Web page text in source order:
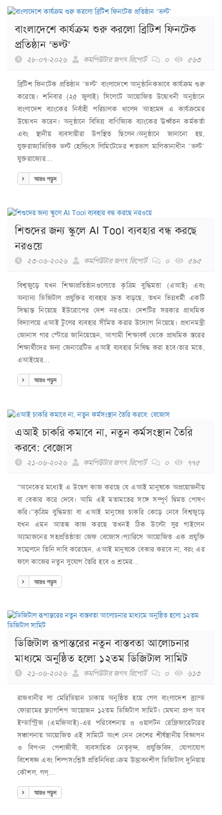
বাংলাদেশে কার্যক্রম শুরু করলো ব্রিটিশ ফিনটেক
প্রতিষ্ঠান ‘ভল্ট’
২৮-০৭-২০২৬ কমপিউটার জগৎ রিপোর্ট ০ ৫৬৩
ব্রিটিশ ফিনটেক প্রতিষ্ঠান ‘ভল্ট’ বাংলাদেশে আনুষ্ঠানিকভাবে কার্যক্রম শুরু
করেছে। শনিবার (২৫ জুলাই) সিলেটে আয়োজিত উদ্বোধনী অনুষ্ঠানে
বাংলাদেশ ব্যাংকের নির্বাহী পরিচালক খালেদ আহমেদ এ কার্যক্রমের
উদ্বোধন করেন। অনুষ্ঠানে বিভিন্ন বাণিজ্যিক ব্যাংকের ঊর্ধ্বতন কর্মকর্তা
এবং স্থানীয় ব্যবসায়ীরা উপস্থিত ছিলেন।অনুষ্ঠানে জানানো হয়,
যুক্তরাজ্যভিত্তিক ভল্ট হোল্ডিংস লিমিটেডের শতভাগ মালিকানাধীন ‘ভল্ট’
যুক্তরাজ্যের...
আরও পড়ুন
শিশুদের জন্য স্কুলে AI Tool ব্যবহার বন্ধ করছে
নরওয়ে
২৩-০৬-২০২৬ কমপিউটার জগৎ রিপোর্ট ০ ৫৯৫
বিশ্বজুড়ে যখন শিক্ষাপ্রতিষ্ঠানগুলোতে কৃত্রিম বুদ্ধিমত্তা (এআই) এবং
অন্যান্য ডিজিটাল প্রযুক্তির ব্যবহার দ্রুত বাড়ছে, তখন ভিন্নধর্মী একটি
সিদ্ধান্ত নিয়েছে ইউরোপের দেশ নরওয়ে। দেশটির সরকার প্রাথমিক
বিদ্যালয়ে এআই টুলের ব্যবহার সীমিত করার উদ্যোগ নিয়েছে। প্রধানমন্ত্রী
জোনাস গার স্টোরে জানিয়েছেন, আগামী শিক্ষাবর্ষ থেকে প্রাথমিক স্তরের
শিক্ষার্থীদের জন্য জেনারেটিভ এআই ব্যবহার নিষিদ্ধ করা হবে।তার মতে,
এআইয়ের...
আরও পড়ুন
এআই চাকরি কমাবে না, নতুন কর্মসংস্থান তৈরি
করবে: বেজোস
২১-০৬-২০২৬ কমপিউটার জগৎ রিপোর্ট ০ ৭৭৫
“অনেকের মধ্যেই এ উদ্বেগ কাজ করছে যে এআই মানুষকে অপ্রয়োজনীয়
বা বেকার করে দেবে। আমি এই মতামতের সঙ্গে সম্পূর্ণ দ্বিমত পোষণ
করি।”কৃত্রিম বুদ্ধিমত্তা বা এআই মানুষের চাকরি কেড়ে নেবে বিশ্বজুড়ে
যখন এমন আতঙ্ক কাজ করছে তখনই ঠিক উল্টো সুর গাইলেন
অ্যামাজনের সহপ্রতিষ্ঠাতা জেফ বেজোস।প্যারিসে আয়োজিত এক প্রযুক্তি
সম্মেলনে তিনি দাবি করেছেন, এআই মানুষকে বেকার করবে না, বরং এর
ফলে কাজের নতুন সুযোগ তৈরি হবে ও শ্রমের...
আরও পড়ুন
ডিজিটাল রূপান্তরের নতুন বাস্তবতা আলোচনার
মাধ্যমে অনুষ্ঠিত হলো ১২তম ডিজিটাল সামিট
২১-০৬-২০২৬ কমপিউটার জগৎ রিপোর্ট ০ ৬১৩
রাজধানীর লা মেরিডিয়ান ঢাকায় অনুষ্ঠিত হয়ে গেল বাংলাদেশ ব্র্যান্ড
ফোরামের ফ্ল্যাগশিপ আয়োজন ১২তম ডিজিটাল সামিট। মেঘনা গ্রুপ অব
ইন্ডাস্ট্রিজ (এমজিআই)-এর পরিবেশনায় ও ওয়ালটন রেফ্রিজারেটরের
সঞ্চালনায় আয়োজিত এই সামিটে অংশ নেন দেশের শীর্ষস্থানীয় বিজ্ঞাপন
ও বিপণন পেশাজীবী, ব্যবসায়িক নেতৃবৃন্দ, প্রযুক্তিবিদ, যোগাযোগ
বিশেষজ্ঞ এবং শিল্পসংশ্লিষ্ট প্রতিনিধিরা।ক্রম উদ্ভাবনশীল ডিজিটাল দুনিয়ায়
কৌশল, গল্...
আরও পড়ুন